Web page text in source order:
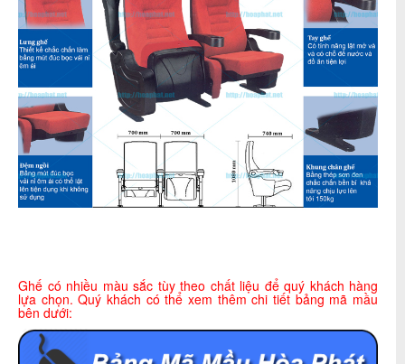
Ghế có nhiều màu sắc tùy theo chất liệu để quý khách hàng
lựa chọn. Quý khách có thể xem thêm chi tiết bảng mã mầu
bên dưới: